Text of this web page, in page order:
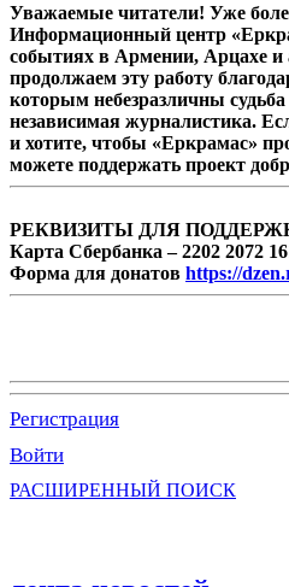
Уважаемые читатели! Уже
Информационный центр
событиях в Армении, Арцахе
продолжаем эту работу
которым небезразличны
независимая журналистика.
и хотите, чтобы «Еркрамас»
можете поддержать проект
РЕКВИЗИТЫ ДЛЯ
Карта Сбербанка – 2202 2072
Форма для донатов https://
Регистрация
Войти
РАСШИРЕННЫЙ ПОИСК